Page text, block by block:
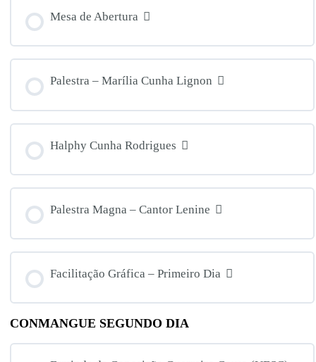
Mesa de Abertura
Palestra – Marília Cunha Lignon
Halphy Cunha Rodrigues
Palestra Magna – Cantor Lenine
Facilitação Gráfica – Primeiro Dia
CONMANGUE SEGUNDO DIA